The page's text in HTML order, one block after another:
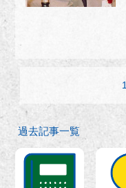
1
過去記事一覧